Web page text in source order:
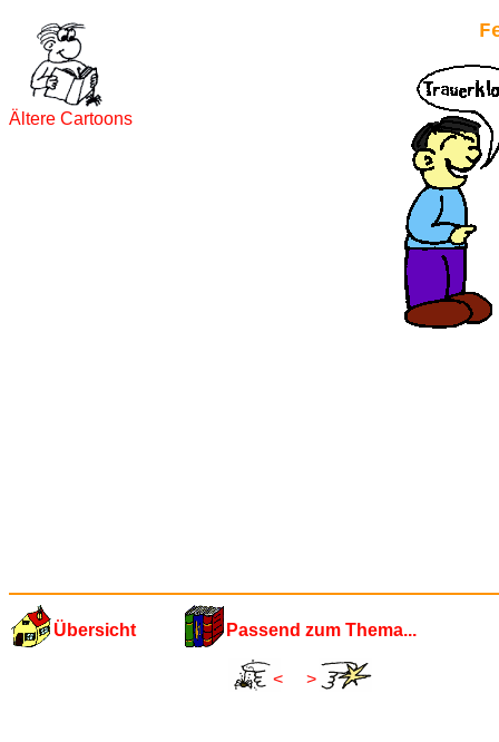
Ältere Cartoons
Übersicht Passend zum Thema...
< >